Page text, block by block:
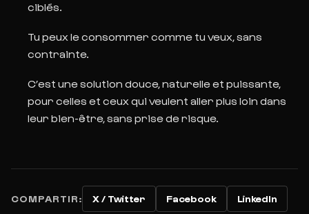
ciblés.
Tu peux le consommer comme tu veux, sans
contrainte.
C’est une solution douce, naturelle et puissante,
pour celles et ceux qui veulent aller plus loin dans
leur bien-être, sans prise de risque.
COMPARTIR: X / Twitter Facebook LinkedIn